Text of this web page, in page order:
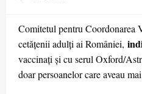
Comitetul pentru Coordonarea
cetățenii adulți ai României,
vaccinați și cu serul Oxford/
doar persoanelor care aveau